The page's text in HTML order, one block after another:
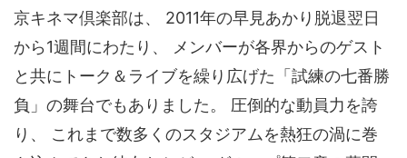
京キネマ倶楽部は、 2011年の早見あかり脱退翌日
から1週間にわたり、 メンバーが各界からのゲスト
と共にトーク＆ライブを繰り広げた「試練の七番勝
負」の舞台でもありました。 圧倒的な動員力を誇
り、 これまで数多くのスタジアムを熱狂の渦に巻